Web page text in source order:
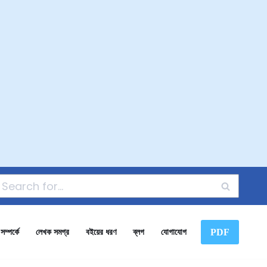
লেখক সমগ্র বইয়ের ধরণ ব্লগ যোগাযোগ PDF